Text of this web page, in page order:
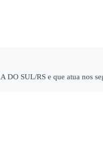
SUL/RS e que atua nos